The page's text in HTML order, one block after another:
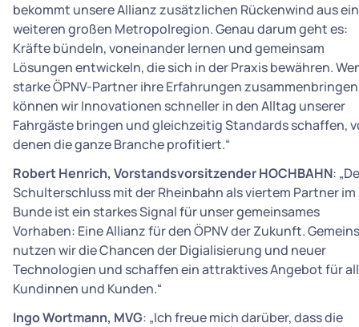
bekommt unsere Allianz zusätzlichen Rückenwind aus
weiteren großen Metropolregion. Genau darum geht es:
Kräfte bündeln, voneinander lernen und gemeinsam
Lösungen entwickeln, die sich in der Praxis bewähren.
starke ÖPNV-Partner ihre Erfahrungen
können wir Innovationen schneller in den Alltag unserer
Fahrgäste bringen und gleichzeitig Standards schaffen,
denen die ganze Branche profitiert.“
Robert Henrich, Vorstandsvorsitzender HOCHBAHN:
Schulterschluss mit der Rheinbahn als viertem Partner im
Bunde ist ein starkes Signal für unser gemeinsames
Vorhaben: Eine Allianz für den ÖPNV der Zukunft.
nutzen wir die Chancen der Digialisierung und neuer
Technologien und schaffen ein attraktives Angebot für
Kundinnen und Kunden.“
Ingo Wortmann, MVG: „Ich freue mich darüber, dass die